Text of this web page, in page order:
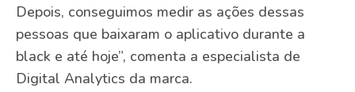
Depois, conseguimos medir as ações dessas
pessoas que baixaram o aplicativo durante a
black e até hoje”, comenta a especialista de
Digital Analytics da marca.